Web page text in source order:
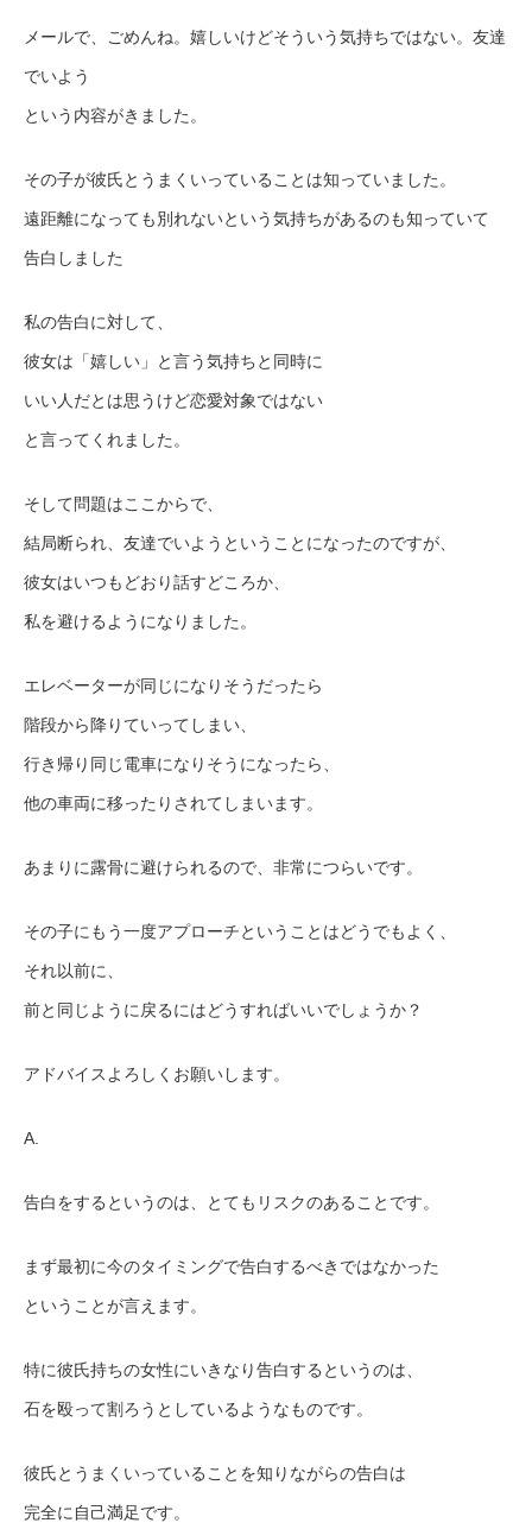
メールで、ごめんね。嬉しいけどそういう気持ちではない。友達
でいよう
という内容がきました。
その子が彼氏とうまくいっていることは知っていました。
遠距離になっても別れないという気持ちがあるのも知っていて
告白しました
私の告白に対して、
彼女は「嬉しい」と言う気持ちと同時に
いい人だとは思うけど恋愛対象ではない
と言ってくれました。
そして問題はここからで、
結局断られ、友達でいようということになったのですが、
彼女はいつもどおり話すどころか、
私を避けるようになりました。
エレベーターが同じになりそうだったら
階段から降りていってしまい、
行き帰り同じ電車になりそうになったら、
他の車両に移ったりされてしまいます。
あまりに露骨に避けられるので、非常につらいです。
その子にもう一度アプローチということはどうでもよく、
それ以前に、
前と同じように戻るにはどうすればいいでしょうか？
アドバイスよろしくお願いします。
A.
告白をするというのは、とてもリスクのあることです。
まず最初に今のタイミングで告白するべきではなかった
ということが言えます。
特に彼氏持ちの女性にいきなり告白するというのは、
石を殴って割ろうとしているようなものです。
彼氏とうまくいっていることを知りながらの告白は
完全に自己満足です。